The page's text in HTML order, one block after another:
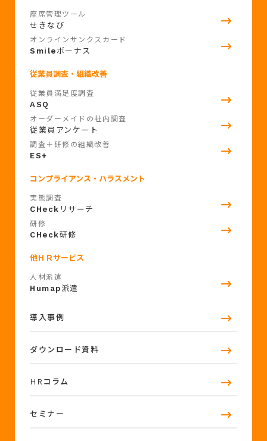
座席管理ツール
せきなび
オンラインサンクスカード
Smile ボーナス
従業員調査・組織改善
従業員満足度調査
ASQ
オーダーメイドの社内調査
従業員アンケート
調査＋研修の組織改善
ES+
コンプライアンス・ハラスメント
実態調査
CHeck リサーチ
研修
CHeck研修
他ＨＲサービス
人材派遣
Humap 派遣
導入事例
ダウンロード資料
HRコラム
セミナー